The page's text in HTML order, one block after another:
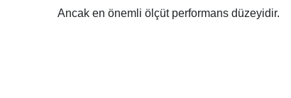
Ancak en önemli ölçüt performans düzeyidir.